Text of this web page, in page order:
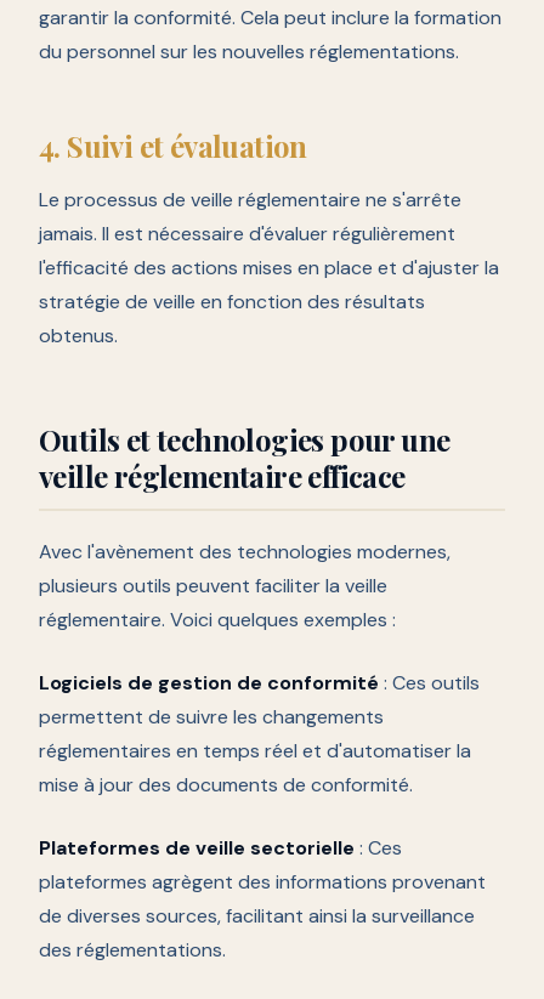
garantir la conformité. Cela peut inclure la formation
du personnel sur les nouvelles réglementations.
4. Suivi et évaluation
Le processus de veille réglementaire ne s'arrête
jamais. Il est nécessaire d'évaluer régulièrement
l'efficacité des actions mises en place et d'ajuster la
stratégie de veille en fonction des résultats
obtenus.
Outils et technologies pour une
veille réglementaire efficace
Avec l'avènement des technologies modernes,
plusieurs outils peuvent faciliter la veille
réglementaire. Voici quelques exemples :
Logiciels de gestion de conformité : Ces outils
permettent de suivre les changements
réglementaires en temps réel et d'automatiser la
mise à jour des documents de conformité.
Plateformes de veille sectorielle : Ces
plateformes agrègent des informations provenant
de diverses sources, facilitant ainsi la surveillance
des réglementations.